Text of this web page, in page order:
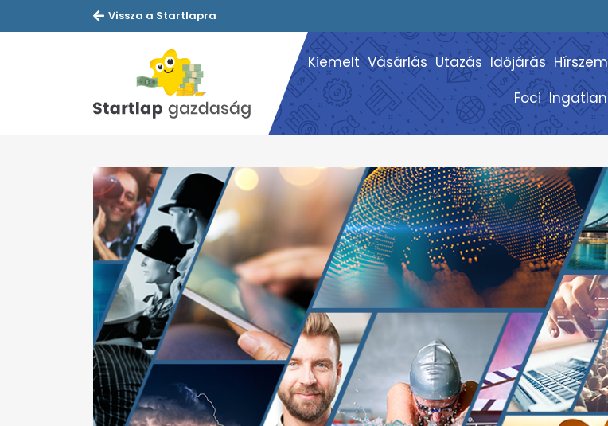
Vissza a Startlapra
Kiemelt Vásárlás Utazás Időjárás Hírszem
Foci Ingatlan